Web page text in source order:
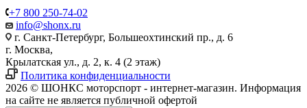
+7 800 250-74-02
info@shonx.ru
г. Санкт-Петербург, Большеохтинский пр., д. 6
г. Москва,
Крылатская ул., д. 2, к. 4 (2 этаж)
Политика конфиденциальности
2026 © ШОНКС моторспорт - интернет-магазин. Информация
на сайте не является публичной офертой